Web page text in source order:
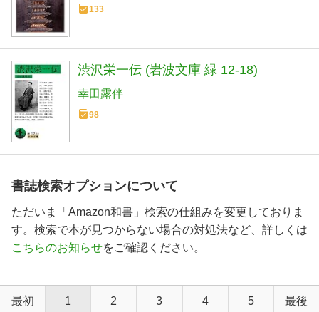
133
渋沢栄一伝 (岩波文庫 緑 12-18)
幸田露伴
98
書誌検索オプションについて
ただいま「Amazon和書」検索の仕組みを変更しておりま
す。検索で本が見つからない場合の対処法など、詳しくは
こちらのお知らせをご確認ください。
最初 1 2 3 4 5 最後